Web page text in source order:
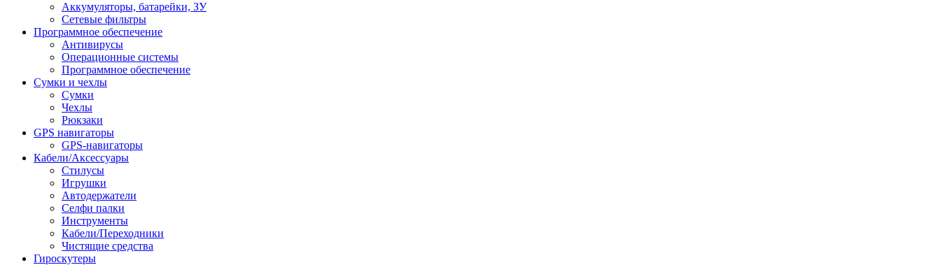
Аккумуляторы, батарейки, ЗУ
Сетевые фильтры
Программное обеспечение
Антивирусы
Операционные системы
Программное обеспечение
Сумки и чехлы
Сумки
Чехлы
Рюкзаки
GPS навигаторы
GPS-навигаторы
Кабели/Аксессуары
Стилусы
Игрушки
Автодержатели
Селфи палки
Инструменты
Кабели/Переходники
Чистящие средства
Гироскутеры